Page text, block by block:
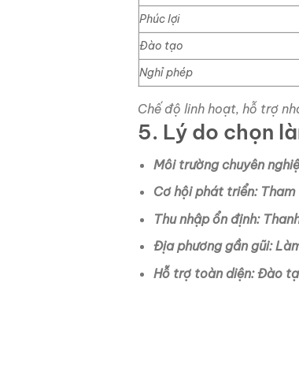
Phúc lợi
Đào tạo
Nghỉ phép
Chế độ linh hoạt, hỗ trợ
5. Lý do chọn
Môi trường chuyên
Cơ hội phát triển:
Thu nhập ổn định:
Địa phương gần gũi:
Hỗ trợ toàn diện: Đào